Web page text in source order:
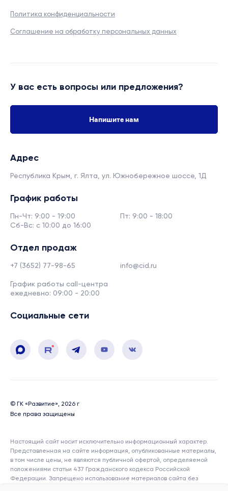
Политика конфиденциальности
Соглашение на обработку персональных данных
У вас есть вопросы или предложения?
Напишите нам
Адрес
Республика Крым, г. Ялта, ул. Южнобережное шоссе, 1Д
График работы
Пн-Чт: 9:00 - 19:00
Пт: 9:00 - 18:00
Сб-Вс: с 10:00 до 16:00
Отдел продаж
+7 (3652) 77-98-65 info@cid.ru
График работы call-центра
ежедневно: 09:00 - 20:00
Социальные сети
© ГК «Развитие», 2026 г
Все права защищены
Настоящий сайт носит исключительно информационный характер.
Представленная на сайте информация, опубликованные материалы,
в том числе цены, не являются публичной офертой, определяемой
положениями статьи 437 Гражданского кодекса Российской
Федерации. Запрещено использование материалов сайта без